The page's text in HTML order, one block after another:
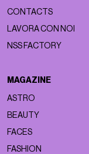
CONTACTS
LAVORA CON NOI
NSS FACTORY
MAGAZINE
ASTRO
BEAUTY
FACES
FASHION